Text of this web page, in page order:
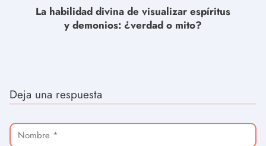
La habilidad divina de visualizar espíritus
y demonios: ¿verdad o mito?
Deja una respuesta